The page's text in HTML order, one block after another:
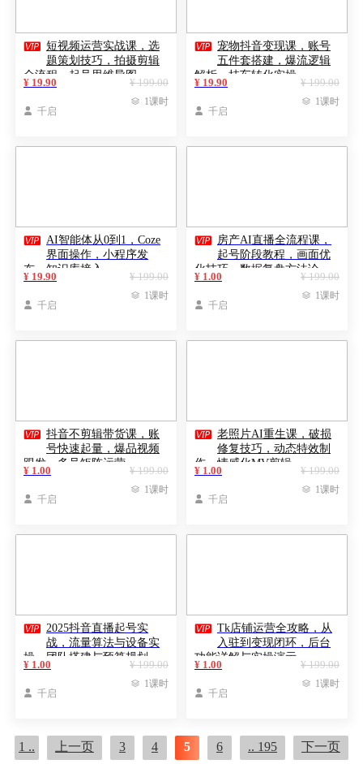
 短视频运营实战课，选
题策划技巧，拍摄剪辑
全流程，起号思维导图
¥ 199.00
¥ 19.90
 千启
 1课时
 宠物抖音变现课，账号
五件套搭建，爆流逻辑
解析，挂车转化实操
¥ 199.00
¥ 19.90
 千启
 1课时
 AI智能体从0到1，Coze
界面操作，小程序发
布，知识库接入
¥ 199.00
¥ 19.90
 千启
 1课时
 房产AI直播全流程课，
起号阶段教程，画面优
化技巧，数据复盘方法论
¥ 199.00
¥ 1.00
 千启
 1课时
 抖音不剪辑带货课，账
号快速起量，爆品视频
跟发，多号矩阵运营
¥ 199.00
¥ 1.00
 千启
 1课时
 老照片AI重生课，破损
修复技巧，动态特效制
作，情感化MV剪辑
¥ 199.00
¥ 1.00
 千启
 1课时
 2025抖音直播起号实
战，流量算法与设备实
操，团队搭建与预算规划
¥ 199.00
¥ 1.00
 千启
 1课时
 Tk店铺运营全攻略，从
入驻到变现闭环，后台
功能详解与实操演示
¥ 199.00
¥ 1.00
 千启
 1课时
1 .. 上一页 3 4 5 6 .. 195 下一页